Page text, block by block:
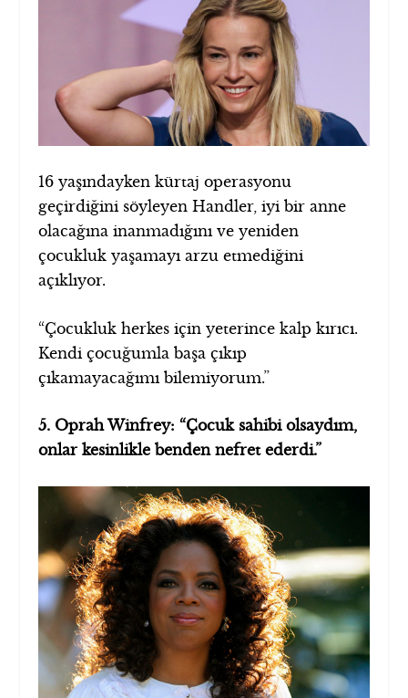
16 yaşındayken kürtaj operasyonu
geçirdiğini söyleyen Handler, iyi bir anne
olacağına inanmadığını ve yeniden
çocukluk yaşamayı arzu etmediğini
açıklıyor.
“Çocukluk herkes için yeterince kalp kırıcı.
Kendi çocuğumla başa çıkıp
çıkamayacağımı bilemiyorum.”
5. Oprah Winfrey: “Çocuk sahibi olsaydım,
onlar kesinlikle benden nefret ederdi.”